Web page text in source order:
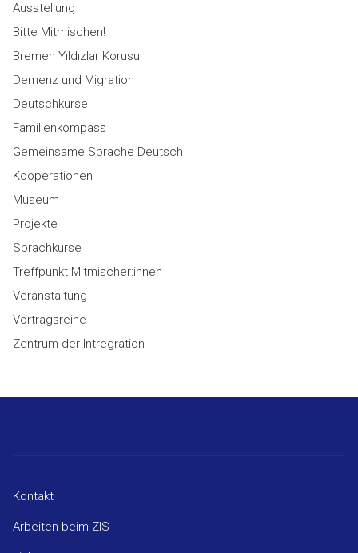
Ausstellung
Bitte Mitmischen!
Bremen Yıldızlar Korusu
Demenz und Migration
Deutschkurse
Familienkompass
Gemeinsame Sprache Deutsch
Kooperationen
Museum
Projekte
Sprachkurse
Treffpunkt Mitmischer:innen
Veranstaltung
Vortragsreihe
Zentrum der Intregration
Kontakt
Arbeiten beim ZIS